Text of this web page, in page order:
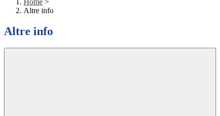
Home >
Altre info
Altre info